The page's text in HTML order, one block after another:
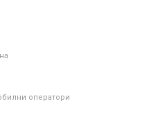
оператори